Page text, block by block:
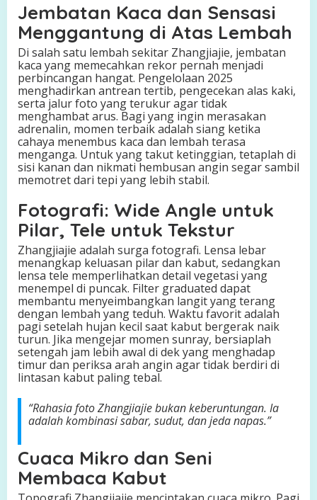
Jembatan Kaca dan Sensasi
Menggantung di Atas Lembah
Di salah satu lembah sekitar Zhangjiajie, jembatan
kaca yang memecahkan rekor pernah menjadi
perbincangan hangat. Pengelolaan 2025
menghadirkan antrean tertib, pengecekan alas kaki,
serta jalur foto yang terukur agar tidak
menghambat arus. Bagi yang ingin merasakan
adrenalin, momen terbaik adalah siang ketika
cahaya menembus kaca dan lembah terasa
menganga. Untuk yang takut ketinggian, tetaplah di
sisi kanan dan nikmati hembusan angin segar sambil
memotret dari tepi yang lebih stabil.
Fotografi: Wide Angle untuk
Pilar, Tele untuk Tekstur
Zhangjiajie adalah surga fotografi. Lensa lebar
menangkap keluasan pilar dan kabut, sedangkan
lensa tele memperlihatkan detail vegetasi yang
menempel di puncak. Filter graduated dapat
membantu menyeimbangkan langit yang terang
dengan lembah yang teduh. Waktu favorit adalah
pagi setelah hujan kecil saat kabut bergerak naik
turun. Jika mengejar momen sunray, bersiaplah
setengah jam lebih awal di dek yang menghadap
timur dan periksa arah angin agar tidak berdiri di
lintasan kabut paling tebal.
“Rahasia foto Zhangjiajie bukan keberuntungan. Ia
adalah kombinasi sabar, sudut, dan jeda napas.”
Cuaca Mikro dan Seni
Membaca Kabut